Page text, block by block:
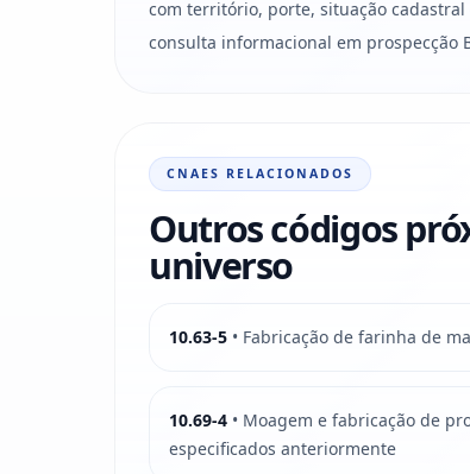
com território, porte, situação
consulta informacional em prospecção
CNAES RELACIONADOS
Outros códigos
universo
10.63-5 • Fabricação de farinha de
10.69-4 • Moagem e fabricação de
especificados anteriormente